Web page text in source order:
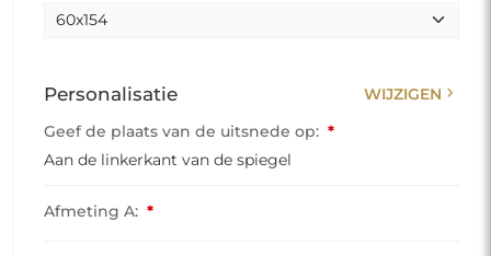
Personalisatie WIJZIGEN chevron_right
Geef de plaats van de uitsnede op: *
Aan de linkerkant van de spiegel
Afmeting A: *